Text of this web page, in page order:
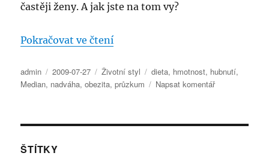
častěji ženy. A jak jste na tom vy?
Pokračovat ve čtení„V Česku mají problémy s
Autor:
admin Publikováno:
2009-07-27 Rubriky:
Životní styl Štítky:
dieta, hmotnost, hubnutí,
Median, nadváha,obezita,průzkum Napsat komentářpro
názvem
ŠTÍTKY